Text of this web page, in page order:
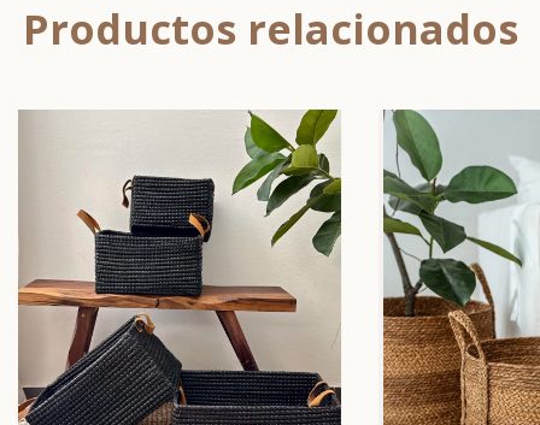
Productos relacionados